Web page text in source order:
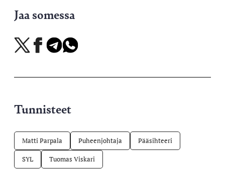
Jaa somessa
Jaa
X-
Jaa
Facebookissa
Jaa
Telegramissa
Jaa
WhatsAppissa
Tunnisteet
Matti Parpala Puheenjohtaja Pääsihteeri
SYL Tuomas Viskari